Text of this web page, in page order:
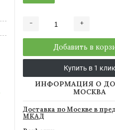
- +
Добавить в
Купить в 1 клик
ИНФОРМАЦИЯ О
МОСКВА
Доставка по Москве в
МКАД